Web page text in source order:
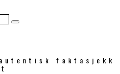
faktasjekk